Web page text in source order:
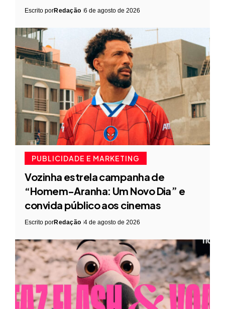
Escrito porRedação 6 de agosto de 2026
PUBLICIDADE E MARKETING
Vozinha estrela campanha de
“Homem-Aranha: Um Novo Dia” e
convida público aos cinemas
Escrito porRedação 4 de agosto de 2026